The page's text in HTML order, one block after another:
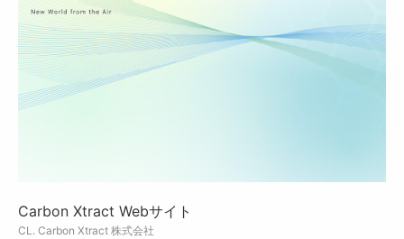
Carbon Xtract Webサイト
CL. Carbon Xtract 株式会社